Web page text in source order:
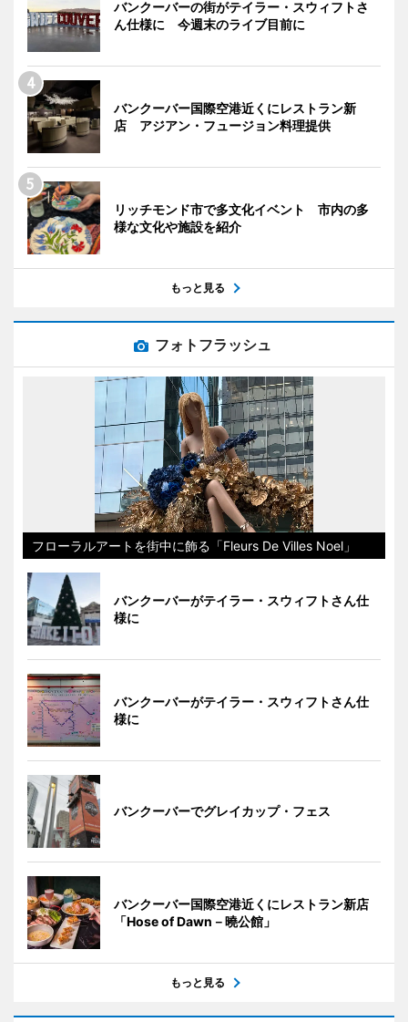
バンクーバーの街がテイラー・スウィフトさ
ん仕様に 今週末のライブ目前に
バンクーバー国際空港近くにレストラン新
店 アジアン・フュージョン料理提供
リッチモンド市で多文化イベント 市内の多
様な文化や施設を紹介
もっと見る
フォトフラッシュ
フローラルアートを街中に飾る「Fleurs De Villes Noel」
バンクーバーがテイラー・スウィフトさん仕
様に
バンクーバーがテイラー・スウィフトさん仕
様に
バンクーバーでグレイカップ・フェス
バンクーバー国際空港近くにレストラン新店
「Hose of Dawn－曉公館」
もっと見る